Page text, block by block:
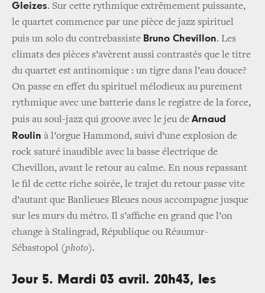
Gleizes. Sur cette rythmique extrêmement puissante,
le quartet commence par une pièce de jazz spirituel
puis un solo du contrebassiste Bruno Chevillon. Les
climats des pièces s’avèrent aussi contrastés que le titre
du quartet est antinomique : un tigre dans l’eau douce?
On passe en effet du spirituel mélodieux au purement
rythmique avec une batterie dans le registre de la force,
puis au soul-jazz qui groove avec le jeu de Arnaud
Roulin à l’orgue Hammond, suivi d’une explosion de
rock saturé inaudible avec la basse électrique de
Chevillon, avant le retour au calme. En nous repassant
le fil de cette riche soirée, le trajet du retour passe vite
d’autant que Banlieues Bleues nous accompagne jusque
sur les murs du métro. Il s’affiche en grand que l’on
change à Stalingrad, République ou Réaumur-
Sébastopol (photo).
Jour 5. Mardi 03 avril. 20h43, les